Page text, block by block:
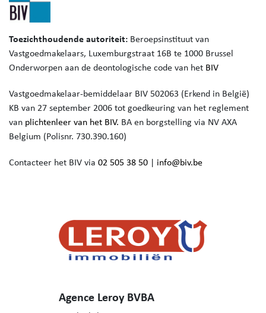
Toezichthoudende autoriteit: Beroepsinstituut van
Vastgoedmakelaars, Luxemburgstraat 16B te 1000 Brussel
Onderworpen aan de deontologische code van het BIV
Vastgoedmakelaar-bemiddelaar BIV 502063 (Erkend in België)
KB van 27 september 2006 tot goedkeuring van het reglement
van plichtenleer van het BIV. BA en borgstelling via NV AXA
Belgium (Polisnr. 730.390.160)
Contacteer het BIV via 02 505 38 50 | info@biv.be
Agence Leroy BVBA